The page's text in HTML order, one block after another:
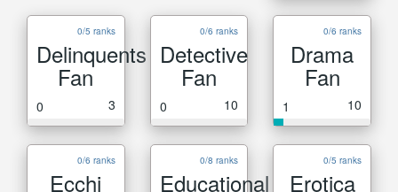
0/5 ranks
Delinquents
Fan
0 3
0/6 ranks
Detective
Fan
0 10
0/6 ranks
Drama
Fan
1 10
0/6 ranks
Ecchi
0/8 ranks
Educational
0/5 ranks
Erotica